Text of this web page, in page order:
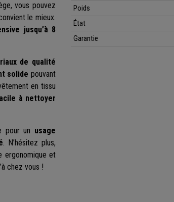
vous pouvez
le mieux.
jusqu’à 8
de qualité
solidepouvant
en tissu
à nettoyer
pour un usage
. N’hésitez plus,
ergonomique et
chez vous !
Poids
État
Garantie